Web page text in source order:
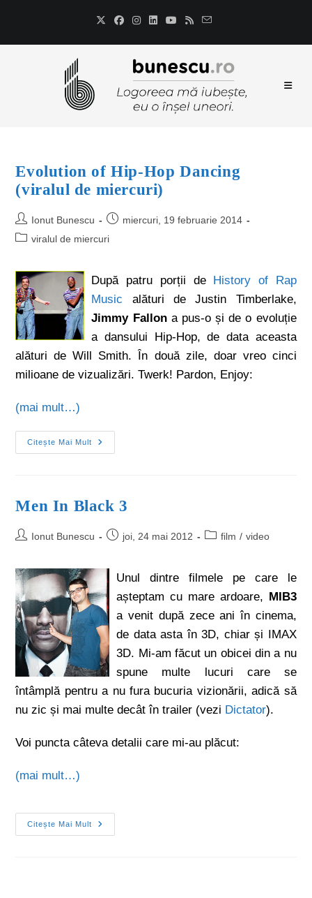
Evolution of Hip-Hop Dancing
(viralul de miercuri)
Ionut Bunescu
miercuri, 19 februarie 2014
viralul de miercuri
După patru porții de History of Rap
Music alături de Justin Timberlake,
Jimmy Fallon a pus-o și de o evoluție
a dansului Hip-Hop, de data aceasta
alături de Will Smith. În două zile, doar vreo cinci
milioane de vizualizări. Twerk! Pardon, Enjoy:
(mai mult…)
Citește Mai Mult
Men In Black 3
Ionut Bunescu joi, 24 mai 2012 film / video
Unul dintre filmele pe care le
așteptam cu mare ardoare, MIB3
a venit după zece ani în cinema,
de data asta în 3D, chiar și IMAX
3D. Mi-am făcut un obicei din a nu
spune multe lucuri care se
întâmplă pentru a nu fura bucuria vizionării, adică să
nu zic și mai multe decât în trailer (vezi Dictator).
Voi puncta câteva detalii care mi-au plăcut:
(mai mult…)
Citește Mai Mult